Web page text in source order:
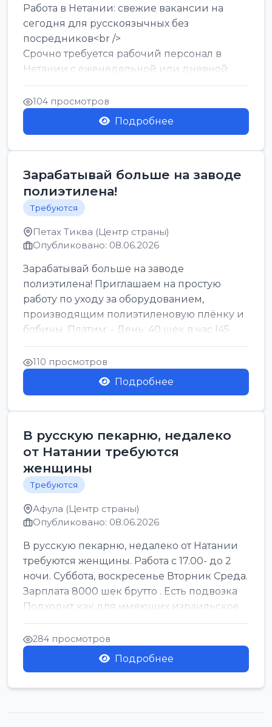
Работа в Нетании: свежие вакансии на
сегодня для русскоязычных без
посредников<br />
Срочно требуется рабочий персонал в
Нетании с еженедельной или дневной
оплатой<br />
Свежие вакансии в Нетании дл...
104 просмотров
Подробнее
Зарабатывай больше на заводе
полиэтилена!
Требуются
Петах Тиква (Центр страны)
Опубликовано: 08.06.2026
Зарабатывай больше на заводе
полиэтилена! Приглашаем на простую
работу по уходу за оборудованием,
производящим полиэтиленовую плёнку и
бобины. Платим: - День: 40 шек в час (45
для синих бумаг и виз) -...
110 просмотров
Подробнее
В русскую пекарню, недалеко
от Натании требуются
женщины
Требуются
Афула (Центр страны)
Опубликовано: 08.06.2026
В русскую пекарню, недалеко от Натании
требуются женщины. Работа с 17.00- до 2
ночи. Суббота, воскресенье Вторник Среда.
Зарплата 8000 шек брутто . Есть подвозка
Подходит как для имеющих израильское
г...
284 просмотров
Подробнее